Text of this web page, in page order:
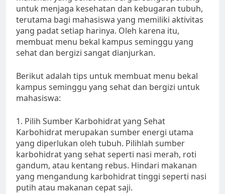
untuk menjaga kesehatan dan kebugaran tubuh,
terutama bagi mahasiswa yang memiliki aktivitas
yang padat setiap harinya. Oleh karena itu,
membuat menu bekal kampus seminggu yang
sehat dan bergizi sangat dianjurkan.
Berikut adalah tips untuk membuat menu bekal
kampus seminggu yang sehat dan bergizi untuk
mahasiswa:
1. Pilih Sumber Karbohidrat yang Sehat
Karbohidrat merupakan sumber energi utama
yang diperlukan oleh tubuh. Pilihlah sumber
karbohidrat yang sehat seperti nasi merah, roti
gandum, atau kentang rebus. Hindari makanan
yang mengandung karbohidrat tinggi seperti nasi
putih atau makanan cepat saji.